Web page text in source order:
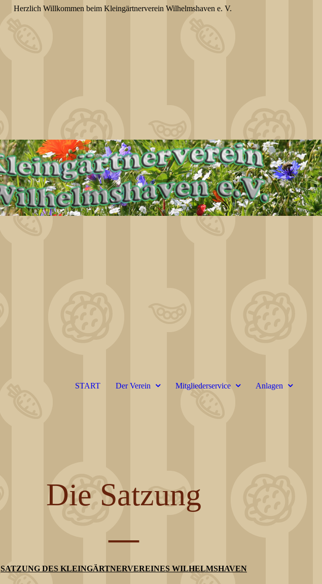
Herzlich Willkommen beim Kleingärtnerverein Wilhelmshaven e. V.
START Der Verein Mitgliederservice Anlagen
Die Satzung
—
SATZUNG DES KLEINGÄRTNERVEREINES WILHELMSHAVEN